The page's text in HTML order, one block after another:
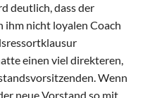
deutlich, dass der
ihm nicht loyalen Coach
einen viel direkteren,
Wenn
neue Vorstand so mit